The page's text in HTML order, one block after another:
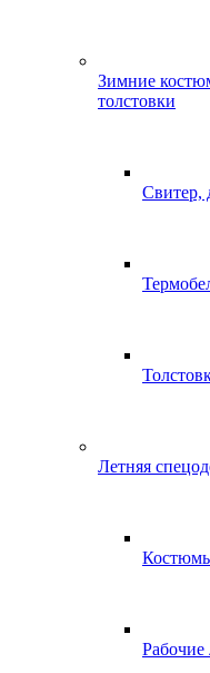
Зимние
толстовки
Свитер,
Летняя